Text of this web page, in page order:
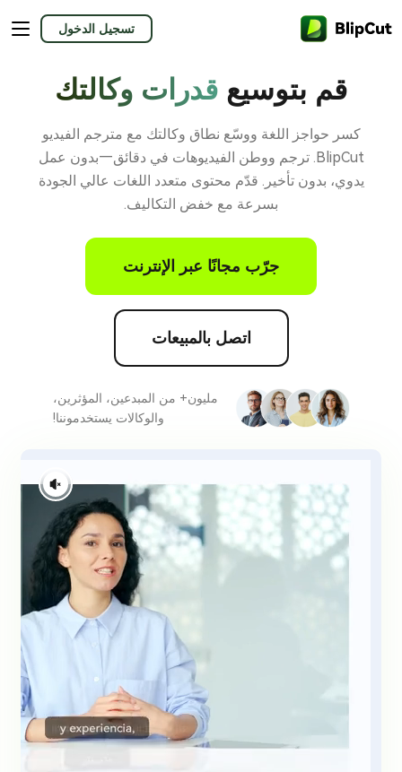
تسجيل الدخول
قم بتوسيع قدرات وكالتك
كسر حواجز اللغة ووسّع نطاق وكالتك مع مترجم الفيديو
BlipCut. ترجم ووطن الفيديوهات في دقائق—بدون عمل
يدوي، بدون تأخير. قدّم محتوى متعدد اللغات عالي الجودة
بسرعة مع خفض التكاليف.
جرّب مجانًا عبر الإنترنت
اتصل بالمبيعات
مليون+ من المبدعين، المؤثرين،
والوكالات يستخدموننا!